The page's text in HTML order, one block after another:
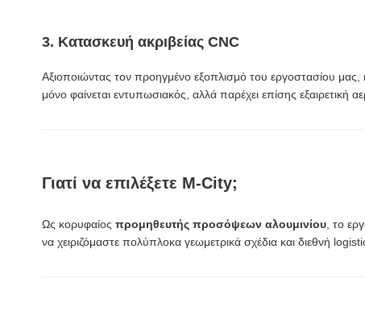
3. Κατασκευή ακριβείας CNC
Αξιοποιώντας τον προηγμένο εξοπλισμό του εργοστασίου μας,
μόνο φαίνεται εντυπωσιακός, αλλά παρέχει επίσης εξαιρετική
Γιατί να επιλέξετε M-City;
Ως κορυφαίος προμηθευτής προσόψεων αλουμινίου , το
να χειριζόμαστε πολύπλοκα γεωμετρικά σχέδια και διεθνή